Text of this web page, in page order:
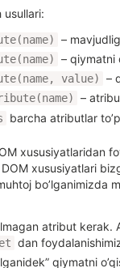
usullari:
–
– qiymatni
value) –
–
barcha atributlar
xususiyatlaridan
xususiyatlari
bo’lganimizda
atribut kerak.
dan
qiymatni